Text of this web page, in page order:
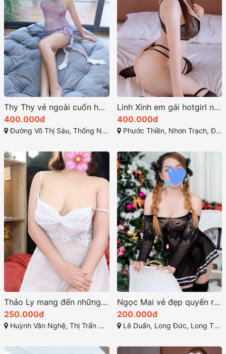
Thy Thy vẻ ngoài cuốn hút và tính cách thân thiện
400.000đ
Đường Võ Thị Sáu, Thống Nhất, Thành phố Biên Hòa, Đồng Nai
Linh Xinh em gái hotgirl nóng bỏng đầy quyến rũ
400.000đ
Phước Thiền, Nhơn Trạch, Đồng Nai
Thảo Ly mang đến những kỹ năng làm tình điêu luyện
250.000đ
Huỳnh Văn Nghệ, Thị Trấn Hiệp Phước, Nhơn Trạch, Đồng Nai
Ngọc Mai vẻ đẹp quyến rũ sức hấp dẫn lôi cuốn
200.000đ
Lê Duẩn, Long Đức, Long Thành, Đồng Nai